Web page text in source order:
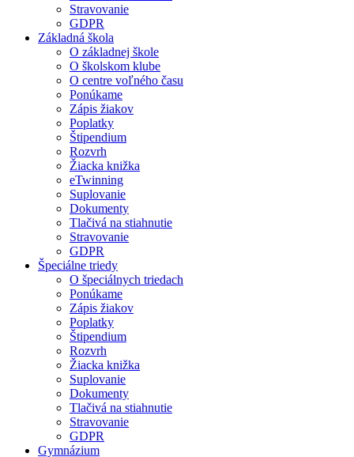
Stravovanie
GDPR
Základná škola
O základnej škole
O školskom klube
O centre voľného času
Ponúkame
Zápis žiakov
Poplatky
Štipendium
Rozvrh
Žiacka knižka
eTwinning
Suplovanie
Dokumenty
Tlačivá na stiahnutie
Stravovanie
GDPR
Špeciálne triedy
O špeciálnych triedach
Ponúkame
Zápis žiakov
Poplatky
Štipendium
Rozvrh
Žiacka knižka
Suplovanie
Dokumenty
Tlačivá na stiahnutie
Stravovanie
GDPR
Gymnázium